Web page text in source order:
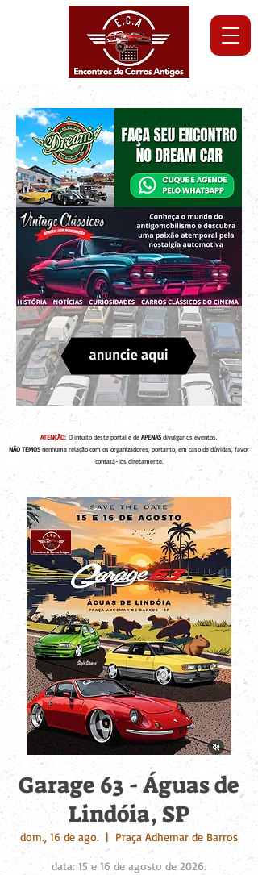
ATENÇÃO: O intuito deste portal é de APENAS divulgar os eventos.
NÃO TEMOS nenhuma relação com os organizadores, portanto, em caso de dúvidas, favor
contatá-los diretamente.
Garage 63 - Águas de
Lindóia, SP
dom., 16 de ago.
  |
Praça Adhemar de Barros
data: 15 e 16 de agosto de 2026.